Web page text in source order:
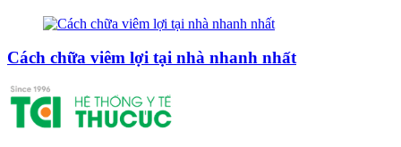
Cách chữa viêm lợi tại nhà nhanh nhất